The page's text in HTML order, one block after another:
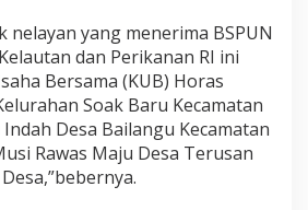
nelayan yang menerima BSPUN
dan Perikanan RI ini
Bersama (KUB) Horas
Soak Baru Kecamatan
Desa Bailangu Kecamatan
Rawas Maju Desa Terusan